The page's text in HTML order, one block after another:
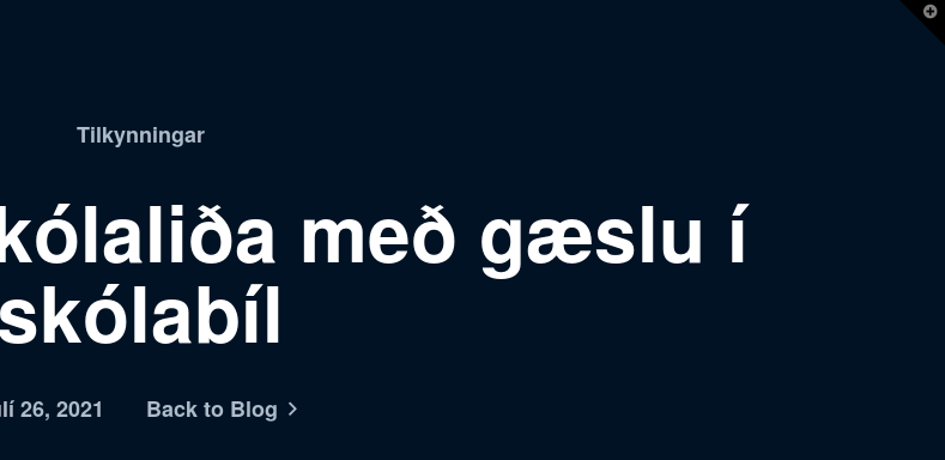
Tilkynningar
með gæslu í
skólabíl
26, 2021 Back to Blog